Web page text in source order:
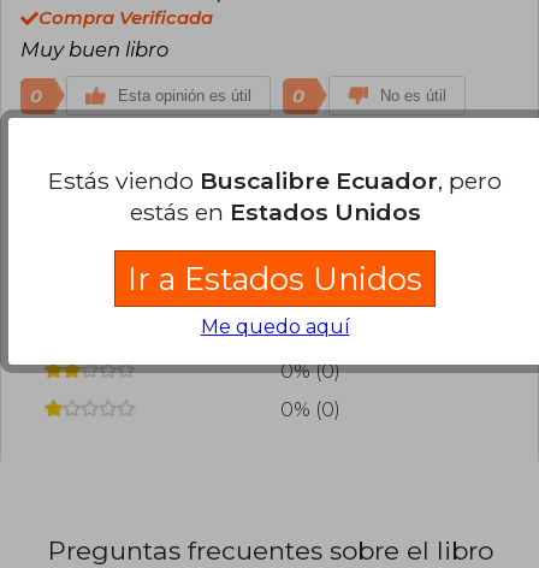
Compra Verificada
Muy buen libro
0 Esta opinión es útil 0 No es útil
agregar tu propia evaluación.
100% (3)
0% (0)
0% (0)
0% (0)
0% (0)
Preguntas frecuentes sobre el libro
Estás viendo Buscalibre Ecuador, pero
estás en Estados Unidos
Ir a Estados Unidos
Me quedo aquí